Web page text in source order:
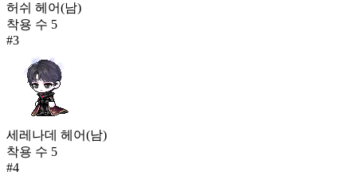
허쉬 헤어(남)
착용 수 5
#3
세레나데 헤어(남)
착용 수 5
#4